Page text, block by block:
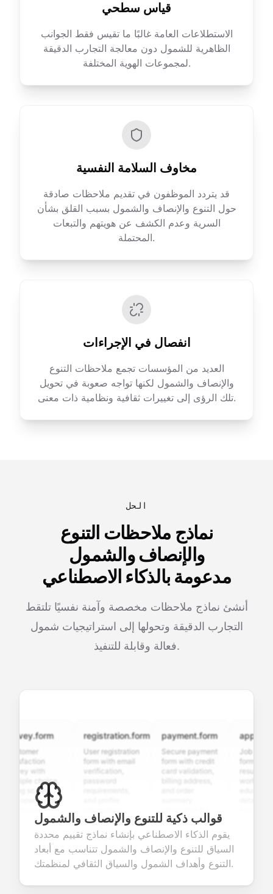
قياس سطحي
الاستطلاعات العامة غالبًا ما تقيس فقط الجوانب
الظاهرية للشمول دون معالجة التجارب الدقيقة
لمجموعات الهوية المختلفة.
مخاوف السلامة النفسية
قد يتردد الموظفون في تقديم ملاحظات صادقة
حول التنوع والإنصاف والشمول بسبب القلق بشأن
السرية وعدم الكشف عن هويتهم والتبعات
المحتملة.
انفصال في الإجراءات
العديد من المؤسسات تجمع ملاحظات التنوع
والإنصاف والشمول لكنها تواجه صعوبة في تحويل
تلك الرؤى إلى تغييرات ثقافية ونظامية ذات معنى.
الحل
نماذج ملاحظات التنوع
والإنصاف والشمول
مدعومة بالذكاء الاصطناعي
أنشئ نماذج ملاحظات مخصصة وآمنة نفسيًا تلتقط
التجارب الدقيقة وتحولها إلى استراتيجيات شمول
فعالة وقابلة للتنفيذ.
with
choice,
open-ended
valuable
products or
registration.form
User registration
form with email
verification,
fields for
seamless
account
creation.
payment.form
Secure payment
form with credit
card validation,
smooth e-
commerce
transactions.
Job
form with
resume
efficient
candidate
evaluation.
قوالب ذكية للتنوع والإنصاف والشمول
يقوم الذكاء الاصطناعي بإنشاء نماذج تقييم محددة
السياق للتنوع والإنصاف والشمول تتناسب مع أبعاد
التنوع وأهداف الشمول والسياق الثقافي لمنظمتك.